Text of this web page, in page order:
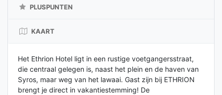
PLUSPUNTEN
KAART
Het Ethrion Hotel ligt in een rustige voetgangersstraat,
die centraal gelegen is, naast het plein en de haven van
Syros, maar weg van het lawaai. Gast zijn bij ETHRION
brengt je direct in vakantiestemming! De